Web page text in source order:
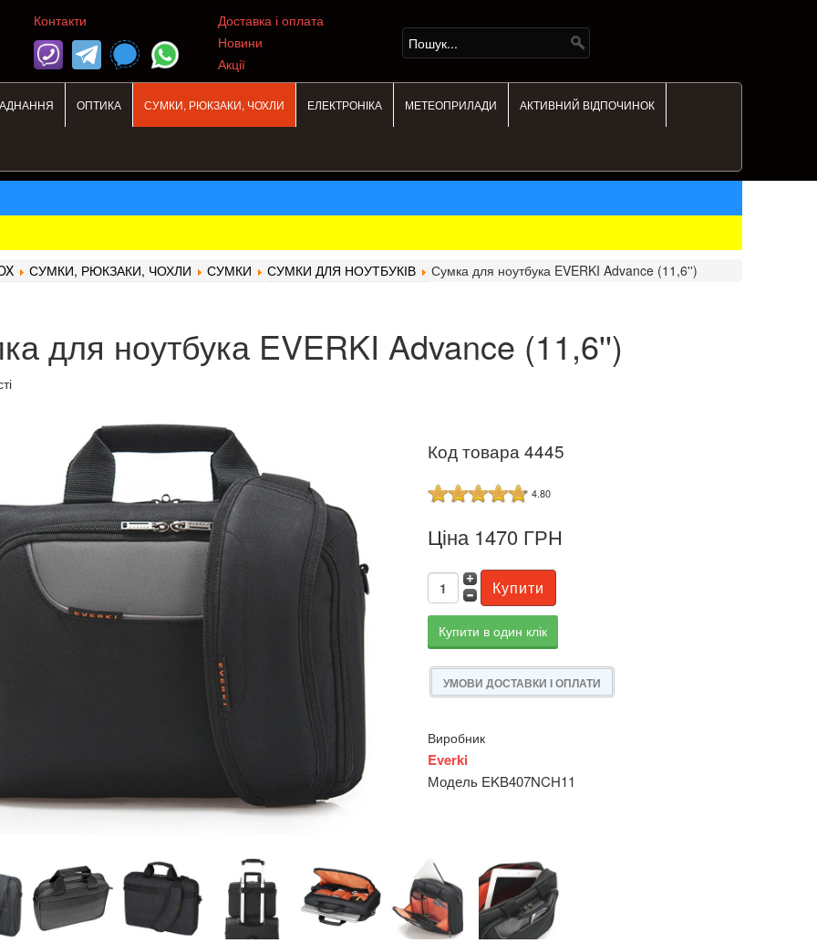
Контакти
Доставка і оплата
Новини
Акції
ОПТИКА СУМКИ, РЮКЗАКИ, ЧОХЛИ ЕЛЕКТРОНІКА МЕТЕОПРИЛАДИ АКТИВНИЙ ВІДПОЧИНОК
СУМКИ, РЮКЗАКИ, ЧОХЛИ СУМКИ СУМКИ ДЛЯ НОУТБУКІВ Сумка для ноутбука EVERKI Advance (11,6'')
для ноутбука EVERKI Advance (11,6'')
Код товара 4445
4.80
Ціна 1470 ГРН
Купити в один клік
УМОВИ ДОСТАВКИ І ОПЛАТИ
Виробник
Everki
Модель EKB407NCH11